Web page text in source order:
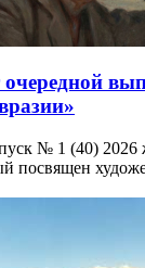
№ 1 (40) 2026
посвящен